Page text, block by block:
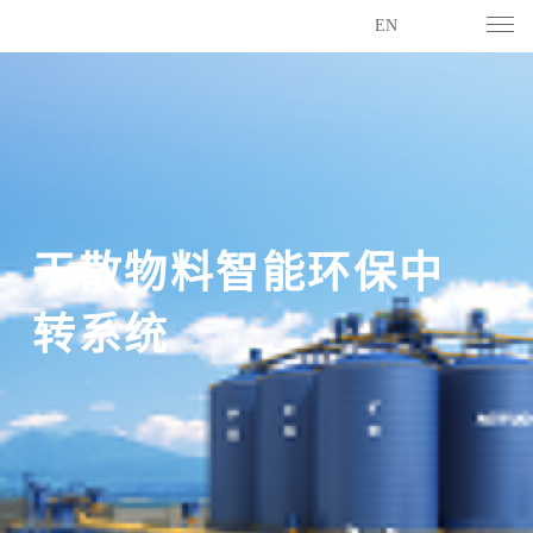
EN
干散物料智能环保中
转系统
干散物料智能环保中
转系统
干散物料智能环保中
转系统
干散物料智能环保中
转系统